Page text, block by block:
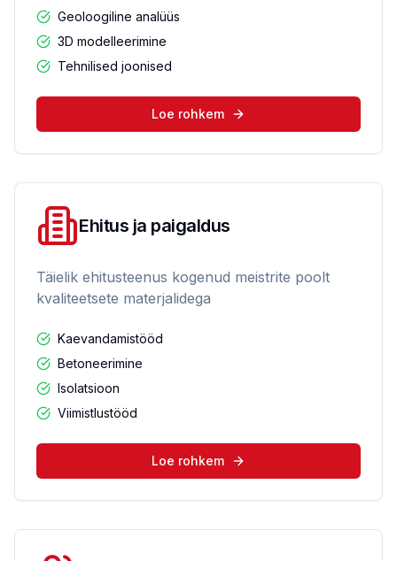
Geoloogiline analüüs
3D modelleerimine
Tehnilised joonised
Loe rohkem
Ehitus ja paigaldus
Täielik ehitusteenus kogenud meistrite poolt
kvaliteetsete materjalidega
Kaevandamistööd
Betoneerimine
Isolatsioon
Viimistlustööd
Loe rohkem